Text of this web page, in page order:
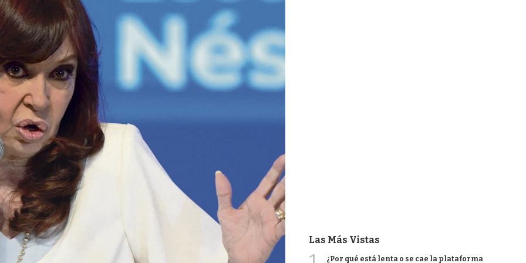
Las Más Vistas
¿Por qué está lenta o se cae la plataforma